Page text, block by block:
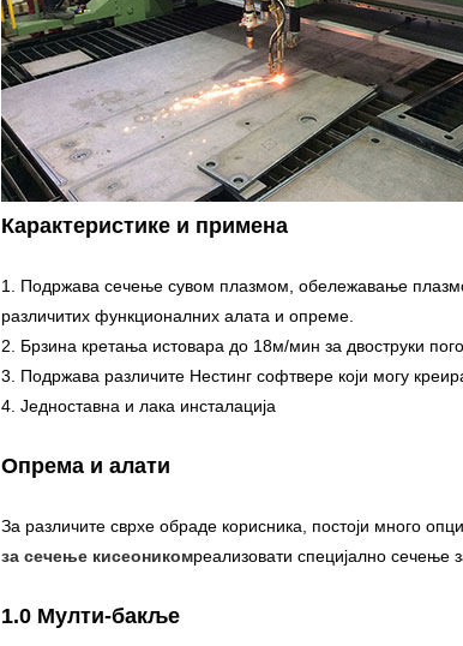
Карактеристике и примена
1. Подржава сечење сувом плазмом, обележавање
различитих функционалних алата и опреме.
2. Брзина кретања истовара до 18м/мин за двоструки
3. Подржава различите Нестинг софтвере који могу
4. Једноставна и лака инсталација
Опрема и алати
За различите сврхе обраде корисника, постоји много
за сечење кисеоникомреализовати специјално сечење
1.0 Мулти-бакље